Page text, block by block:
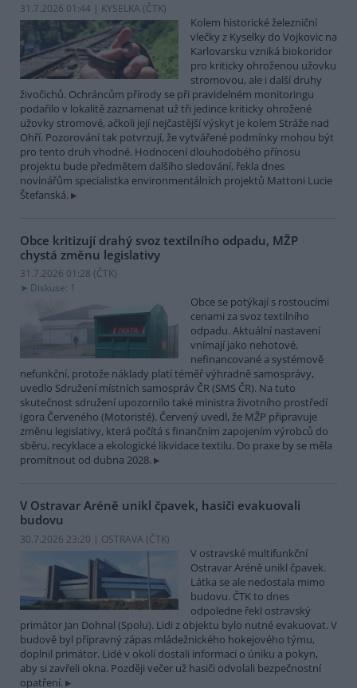
31.7.2026 01:44 | KYSELKA (ČTK)
Kolem historické železniční
vlečky z Kyselky do Vojkovic na
Karlovarsku vzniká biokoridor
pro kriticky ohroženou užovku
stromovou, ale i další druhy
živočichů. Ochráncům přírody se při pravidelném monitoringu
podařilo v lokalitě zaznamenat už tři jedince kriticky ohrožené
užovky stromové, ačkoli její nejčastější výskyt je kolem Stráže nad
Ohří. Pozorování tak potvrzují, že vytvářené podmínky mohou být
pro tento druh vhodné. Hodnocení dlouhodobého přínosu
projektu bude předmětem dalšího sledování, řekla dnes
novinářům specialistka environmentálních projektů Mattoni Lucie
Štefanská.
Obce kritizují drahý svoz textilního odpadu, MŽP
chystá změnu legislativy
31.7.2026 01:28 (ČTK)
Diskuse: 1
Obce se potýkají s rostoucími
cenami za svoz textilního
odpadu. Aktuální nastavení
vnímají jako nehotové,
nefinancované a systémově
nefunkční, protože náklady platí téměř výhradně samosprávy,
uvedlo Sdružení místních samospráv ČR (SMS ČR). Na tuto
skutečnost sdružení upozornilo také ministra životního prostředí
Igora Červeného (Motoristé). Červený uvedl, že MŽP připravuje
změnu legislativy, která počítá s finančním zapojením výrobců do
sběru, recyklace a ekologické likvidace textilu. Do praxe by se měla
promítnout od dubna 2028.
V Ostravar Aréně unikl čpavek, hasiči evakuovali
budovu
30.7.2026 23:20 | OSTRAVA (ČTK)
V ostravské multifunkční
Ostravar Aréně unikl čpavek.
Látka se ale nedostala mimo
budovu. ČTK to dnes
odpoledne řekl ostravský
primátor Jan Dohnal (Spolu). Lidi z objektu bylo nutné evakuovat. V
budově byl přípravný zápas mládežnického hokejového týmu,
doplnil primátor. Lidé v okolí dostali informaci o úniku a pokyn,
aby si zavřeli okna. Později večer už hasiči odvolali bezpečnostní
opatření.